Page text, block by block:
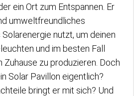
ein Ort zum Entspannen. Er
umweltfreundliches
nutzt, um deinen
und im besten Fall
Zuhause zu produzieren. Doch
Solar Pavillon eigentlich?
bringt er mit sich? Und